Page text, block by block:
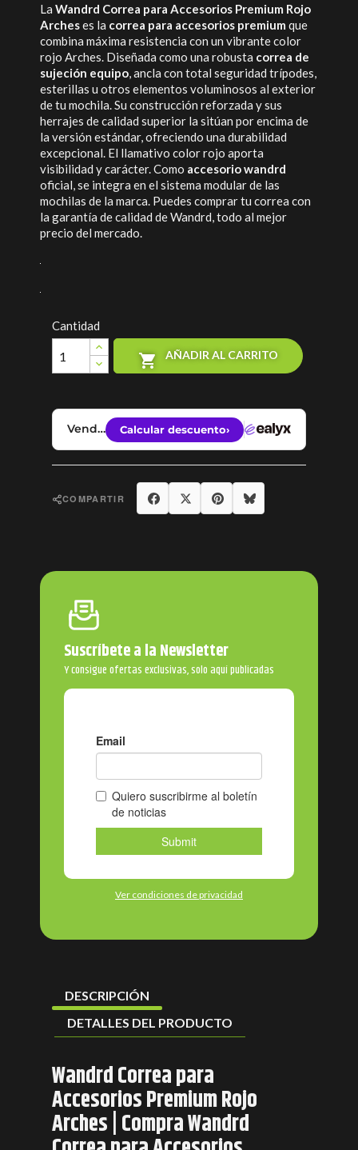
La Wandrd Correa para Accesorios Premium Rojo
Archeses la correa para accesorios premium que
combina máxima resistencia con un vibrante color
rojo Arches. Diseñada como una robusta correa de
sujeción equipo, ancla con total seguridad trípodes,
esterillas u otros elementos voluminosos al exterior
de tu mochila. Su construcción reforzada y sus
herrajes de calidad superior la sitúan por encima de
la versión estándar, ofreciendo una durabilidad
excepcional. El llamativo color rojo aporta
visibilidad y carácter. Como accesorio wandrd
oficial, se integra en el sistema modular de las
mochilas de la marca. Puedes comprar tu correa con
la garantía de calidad de Wandrd, todo al mejor
precio del mercado.
Cantidad
 AÑADIR AL CARRITO
COMPARTIR Compartir
Tuitear
Suscríbete a la Newsletter
Y consigue ofertas exclusivas, solo aquí publicadas
Ver condiciones de privacidad
DESCRIPCIÓN
DETALLES DEL PRODUCTO
Wandrd Correa para
Accesorios Premium Rojo
Arches | Compra Wandrd